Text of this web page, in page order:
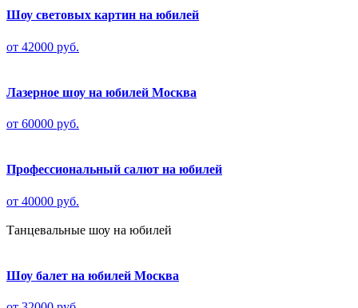
Шоу световых картин на юбилей
от 42000 руб.
Лазерное шоу на юбилей Москва
от 60000 руб.
Профессиональный салют на юбилей
от 40000 руб.
Танцевальные шоу на юбилей
Шоу балет на юбилей Москва